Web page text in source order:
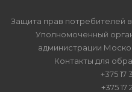
Защита прав потребителей
Уполномоченный
администрации
Контакты для
+375
+375